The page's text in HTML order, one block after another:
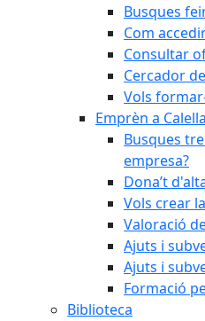
Busques
Com
Consultar
Cercador
Vols
Emprèn a Calella
Busques
empresa?
Dona’t
Vols crear
Valoració
Ajuts i
Ajuts i
Formació
Biblioteca